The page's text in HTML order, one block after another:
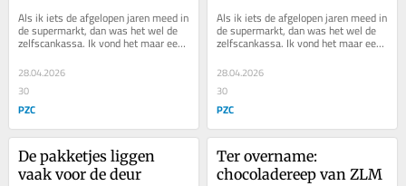
Als ik iets de afgelopen jaren meed in
de supermarkt, dan was het wel de
zelfscankassa. Ik vond het maar een
28.04.2026
30
PZC
Als ik iets de afgelopen jaren meed in
de supermarkt, dan was het wel de
zelfscankassa. Ik vond het maar een
28.04.2026
30
PZC
De pakketjes liggen
vaak voor de deur
Ter overname:
chocoladereep van ZLM